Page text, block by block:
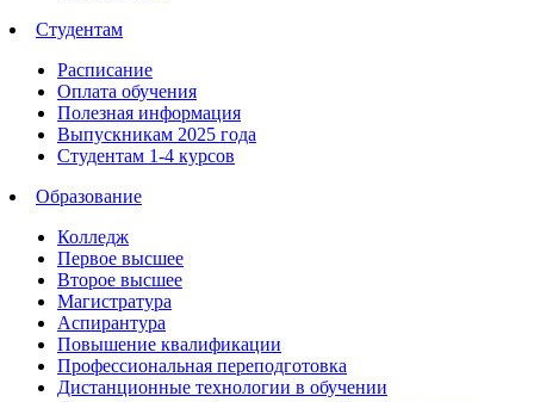
Студентам
Расписание
Оплата обучения
Полезная информация
Выпускникам 2025 года
Студентам 1-4 курсов
Образование
Колледж
Первое высшее
Второе высшее
Магистратура
Аспирантура
Повышение квалификации
Профессиональная переподготовка
Дистанционные технологии в обучении